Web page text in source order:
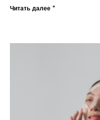
Читать далее "